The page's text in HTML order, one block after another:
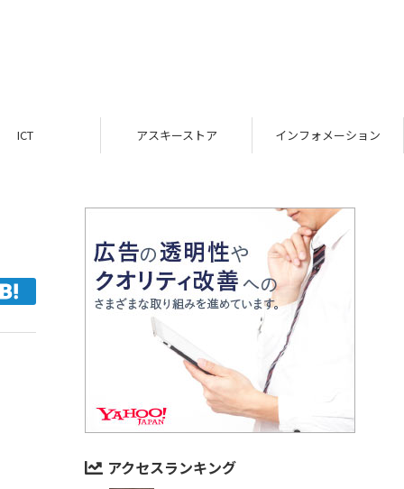
ICT アスキーストア インフォメーション
アクセスランキング